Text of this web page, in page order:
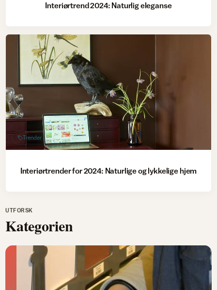
Interiørtrend 2024: Naturlig eleganse
Trender
Interiørtrender for 2024: Naturlige og lykkelige hjem
UTFORSK
Kategorien